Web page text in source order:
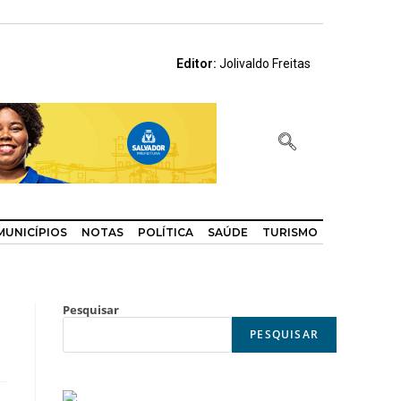
Editor:Jolivaldo Freitas
NOTAS POLÍTICA SAÚDE TURISMO
Pesquisar
PESQUISAR